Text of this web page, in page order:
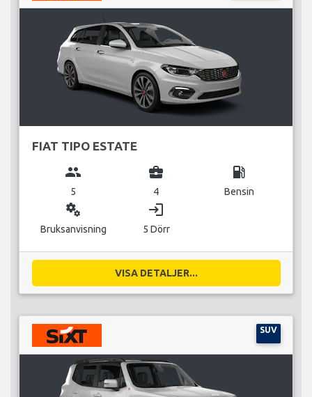
FIAT TIPO ESTATE
group
5
business_center
4
local_gas_station
Bensin
miscellaneous_services
Bruksanvisning
login
5 Dörr
VISA DETALJER...
SUV